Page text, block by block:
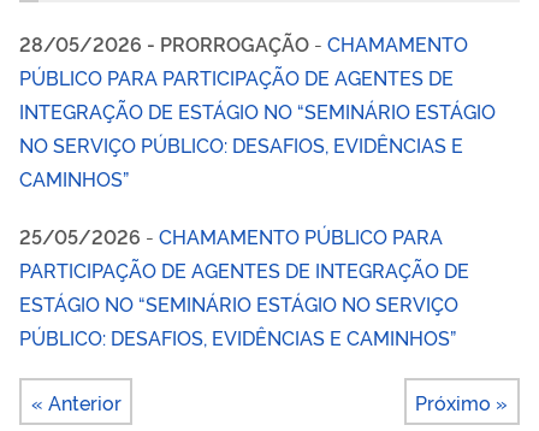
28/05/2026 - PRORROGAÇÃO - CHAMAMENTO
PÚBLICO PARA PARTICIPAÇÃO DE AGENTES DE
INTEGRAÇÃO DE ESTÁGIO NO “SEMINÁRIO ESTÁGIO
NO SERVIÇO PÚBLICO: DESAFIOS, EVIDÊNCIAS E
CAMINHOS”
25/05/2026 - CHAMAMENTO PÚBLICO PARA
PARTICIPAÇÃO DE AGENTES DE INTEGRAÇÃO DE
ESTÁGIO NO “SEMINÁRIO ESTÁGIO NO SERVIÇO
PÚBLICO: DESAFIOS, EVIDÊNCIAS E CAMINHOS”
« Anterior Próximo »